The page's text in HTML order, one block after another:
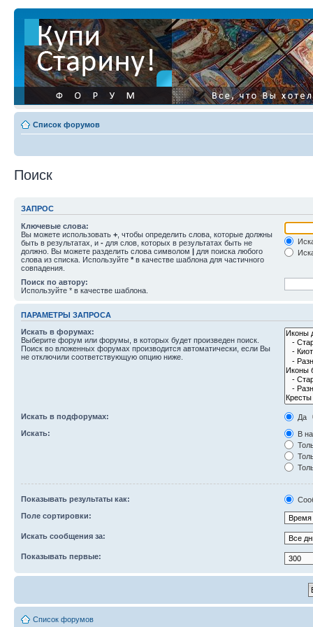
Список форумов
Поиск
ЗАПРОС
Ключевые слова:
Вы можете использовать + , чтобы определить слова, которые должны
быть в результатах, и - для слов, которых в результатах быть не
должно. Вы можете разделить слова символом | для поиска любого
слова из списка. Используйте * в качестве шаблона для частичного
совпадения.
Поиск по автору:
Используйте * в качестве шаблона.
ПАРАМЕТРЫ ЗАПРОСА
Искать в форумах:
Выберите форум или форумы, в которых будет произведен поиск.
Поиск во вложенных форумах производится автоматически, если Вы
не отключили соответствующую опцию ниже.
Искать в подфорумах:
Да
Искать:
В
Показывать результаты как:
Поле сортировки:
Искать сообщения за:
Показывать первые:
Список форумов